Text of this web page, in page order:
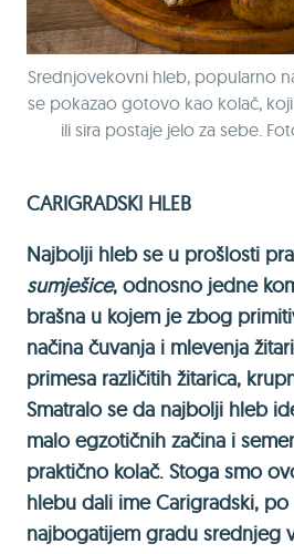
Srednjovekovni hleb, popularno
se pokazao gotovo kao kolač,
ili sira postaje jelo za sebe.
CARIGRADSKI HLEB
Najbolji hleb se u prošlosti
sumješice, odnosno jedne
brašna u kojem je zbog
načina čuvanja i mlevenja
primesa različitih žitarica,
Smatralo se da najbolji hleb
malo egzotičnih začina i
praktično kolač. Stoga smo
hlebu dali ime Carigradski,
najbogatijem gradu srednjeg